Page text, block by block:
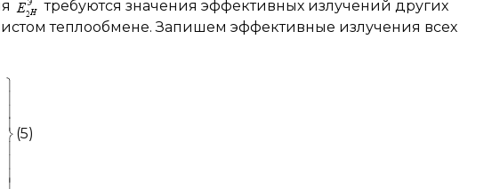
требуются значения эффективных излучений других
теплообмене. Запишем эффективные излучения всех
(5)